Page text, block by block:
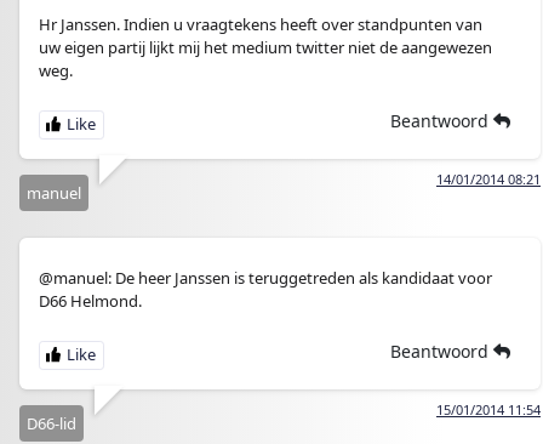
Hr Janssen. Indien u vraagtekens heeft over standpunten van
uw eigen partij lijkt mij het medium twitter niet de aangewezen
weg.
Beantwoord
14/01/2014 08:21
manuel
@manuel: De heer Janssen is teruggetreden als kandidaat voor
D66 Helmond.
Beantwoord
15/01/2014 11:54
D66-lid